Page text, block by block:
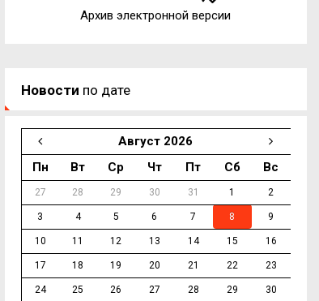
Архив электронной версии
Новости по дате
Август 2026
Пн
Вт Ср Чт Пт Сб Вс
27 28 29 30 31 1 2
3 4 5 6 7 8 9
10 11 12 13 14 15 16
17 18 19 20 21 22 23
24 25 26 27 28 29 30